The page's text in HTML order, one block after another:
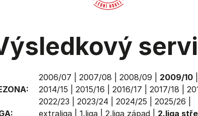
2006/07 2007/08 2008/09 2009/10|
2014/15
2015/16 2016/17 2017/18
2022/23
2023/24 2024/25 2025/26
extraliga| 1.liga| 2.liga západ| 2.liga